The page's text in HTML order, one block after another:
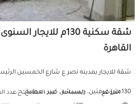
شقة سكنية 130م للايجار
القاهرة
شقة للايجار بمدينه نصر ع شارع الخمسين
130متر( غرفتين، ريسبشن كبير ، مطبخ، ح... الموقع المساحة عدد الحمامات عدد